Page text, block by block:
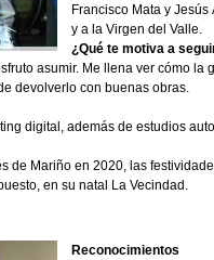
Francisco Mata y
y a la Virgen del Valle.
¿Qué te motiva a
asumir. Me llena ver cómo la
devolverlo con buenas obras.
digital, además de estudios
de Mariño en 2020, las
en su natal La Vecindad.
Reconocimientos